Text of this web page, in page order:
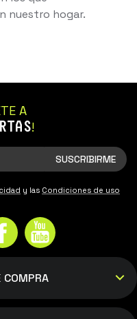
nuestro hogar.
A
!
y las Condiciones de uso
COMPRA